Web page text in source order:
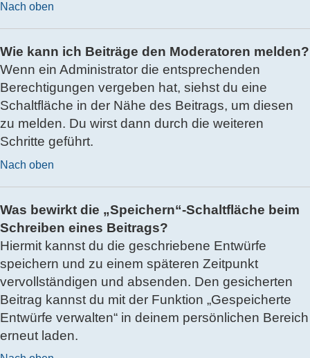
Nach oben
Wie kann ich Beiträge den Moderatoren melden?
Wenn ein Administrator die entsprechenden
Berechtigungen vergeben hat, siehst du eine
Schaltfläche in der Nähe des Beitrags, um diesen
zu melden. Du wirst dann durch die weiteren
Schritte geführt.
Nach oben
Was bewirkt die „Speichern“-Schaltfläche beim
Schreiben eines Beitrags?
Hiermit kannst du die geschriebene Entwürfe
speichern und zu einem späteren Zeitpunkt
vervollständigen und absenden. Den gesicherten
Beitrag kannst du mit der Funktion „Gespeicherte
Entwürfe verwalten“ in deinem persönlichen Bereich
erneut laden.